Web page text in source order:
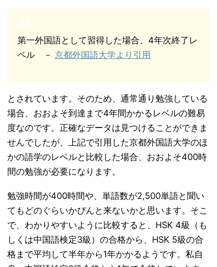
第一外国語として習得した場合、4年次終了レ
ベル － 京都外国語大学より引用
とされています。そのため、通常通り勉強している
場合、おおよそ到達まで4年間かかるレベルの難易
度なのです。正確なデータは見つけることができま
せんでしたが、上記で引用した京都外国語大学のほ
かの語学のレベルと比較した場合、おおよそ400時
間の勉強が必要になります。
勉強時間が400時間や、単語数が2,500単語と聞い
てもどのぐらいかぴんと来ないかと思います。そこ
で、わかりやすいように比較すると、HSK 4級（も
しくは中国語検定3級）の合格から、HSK 5級の合
格まで平均して半年から1年かかるようです。私自